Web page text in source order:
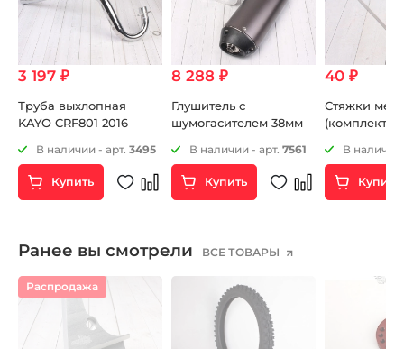
3 197 ₽
Труба выхлопная
KAYO CRF801 2016
В наличии - арт. 3495
Купить
8 288 ₽
Глушитель с
шумогасителем 38мм
В наличии - арт. 7561
Купить
40 ₽
Стяжки
(комплект 2
В наличии
Купить
Ранее вы смотрели ВСЕ ТОВАРЫ
Распродажа